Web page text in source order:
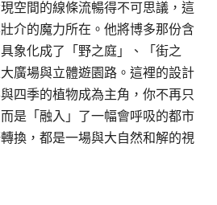
空間的線條流暢得不可思議，這
介的魔力所在。他將博多那份含
象化成了「野之庭」、「街之
廣場與立體遊園路。這裡的設計
四季的植物成為主角，你不再只
是「融入」了一幅會呼吸的都市
換，都是一場與大自然和解的視